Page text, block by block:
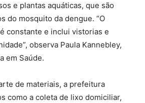
e plantas aquáticas, que são
do mosquito da dengue. “O
constante e inclui vistorias e
observa Paula Kannebley,
em Saúde.
de materiais, a prefeitura
como a coleta de lixo domiciliar,